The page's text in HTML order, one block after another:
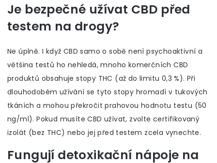
Je bezpečné užívat CBD před
testem na drogy?
Ne úplně. I když CBD samo o sobě není psychoaktivní a
většina testů ho nehledá, mnoho komerčních CBD
produktů obsahuje stopy THC (až do limitu 0,3 %). Při
dlouhodobém užívání se tyto stopy hromadí v tukových
tkáních a mohou překročit prahovou hodnotu testu (50
ng/ml). Pokud musíte CBD užívat, zvolte certifikovaný
izolát (bez THC) nebo jej před testem zcela vynechte.
Fungují detoxikační nápoje na